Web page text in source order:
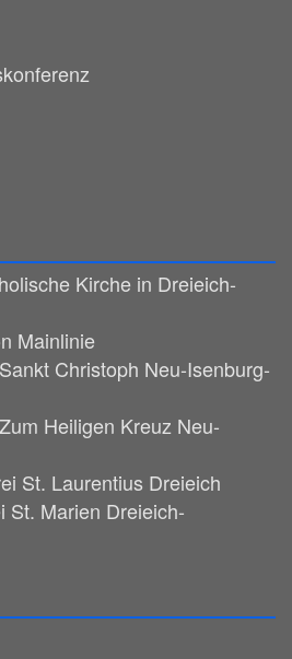
Kirche in Dreieich-
Mainlinie
Christoph Neu-Isenburg-
Heiligen Kreuz Neu-
St. Laurentius Dreieich
St. Marien Dreieich-